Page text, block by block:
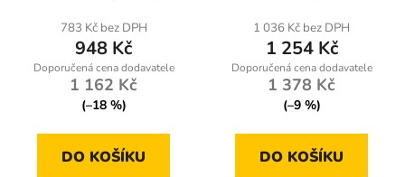
783 Kč bez DPH
948 Kč
1 162 Kč
(–18 %)
DO KOŠÍKU
1 036 Kč bez DPH
1 254 Kč
1 378 Kč
(–9 %)
DO KOŠÍKU